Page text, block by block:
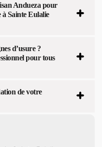
Andueza pour
Sainte Eulalie
d’usure ?
pour tous
de votre